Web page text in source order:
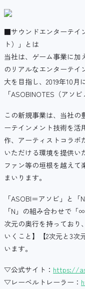
■サウンドエンターテイ
ト）」とは
当社は、ゲーム事業に加
のリアルなエンターテ
大を目指し、2019年10
「ASOBINOTES（アソ
この新規事業は、当社の
ーテインメント技術を活
作、アーティストコラボ
いただける環境を提供い
ファン等の垣根を越えて
まいります。
「ASOBI＝アソビ」と
「N」の組み合わせで
次元の奥行を持っており
いくこと】【2次元と3次
います。
▽公式サイト： https://
▽レーベルトレーラー：